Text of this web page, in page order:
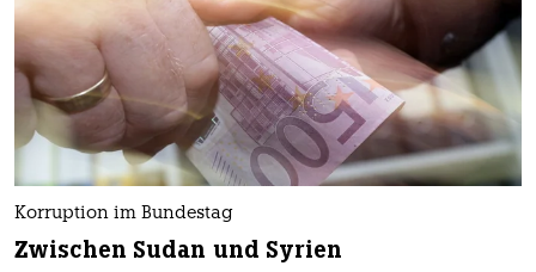
Korruption im Bundestag
Zwischen Sudan und Syrien